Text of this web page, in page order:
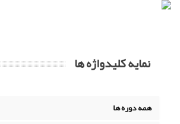
نمایه کلیدواژه ها
همه دوره ها